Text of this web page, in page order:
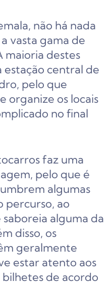
não há nada
vasta gama de
maioria destes
central de
pelo que
organize os locais
no final
faz uma
pelo que é
algumas
percurso, ao
alguma da
disso, os
geralmente
estar atento aos
de acordo